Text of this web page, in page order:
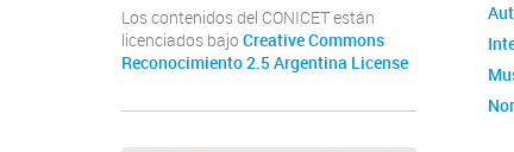
Los contenidos del CONICET están
licenciados bajo Creative Commons
Reconocimiento 2.5 Argentina License